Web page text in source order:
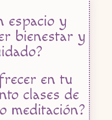
espacio y
bienestar y
en tu
clases de
meditación?